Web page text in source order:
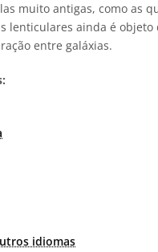
muito antigas, como as
lenticulares ainda é
entre galáxias.
idiomas